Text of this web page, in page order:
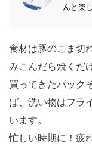
んと楽
食材は豚のこま切
みこんだら焼くだ
買ってきたパック
ば、洗い物はフラ
います。
忙しい時期に！疲